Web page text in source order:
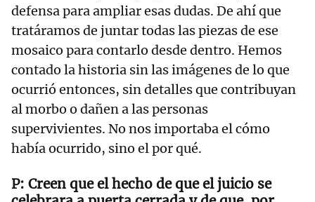
defensa para ampliar esas dudas. De ahí que
tratáramos de juntar todas las piezas de ese
mosaico para contarlo desde dentro. Hemos
contado la historia sin las imágenes de lo que
ocurrió entonces, sin detalles que contribuyan
al morbo o dañen a las personas
supervivientes. No nos importaba el cómo
había ocurrido, sino el por qué.
Creen que el hecho de que el juicio se